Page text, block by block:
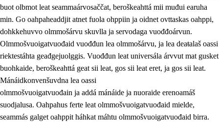
1. Oahpahusa árvovuođđu
1.1 Olmmošárvu
1.2 Identitehta ja kultuvrralaš girjáivuohta
1.3 Kritihkalaš jurddašeapmi ja ehtalaš diđolašvuohta
buot olbmot leat seammaárvosaččat, beroškeahttá mii muđui earuha
min. Go oahpaheaddjit atnet fuola ohppiin ja oidnet ovttaskas oahppi,
dohkkehuvvo olmmošárvu skuvlla ja servodaga vuođđoárvun.
Olmmošvuoigatvuođaid vuođđun lea olmmošárvu, ja lea deaŧalaš oassi
riektestáhta geađgejuolggis. Vuođđun leat universála árvvut mat gusket
buohkaide, beroškeahttá geat sii leat, gos sii leat eret, ja gos sii leat.
Mánáidkonvenšuvdna lea oassi
olmmošvuoigatvuođain ja addá mánáide ja nuoraide erenoamáš
suodjalusa. Oahpahus ferte leat olmmošvuoigatvuođaid mielde,
seammás galget oahppit háhkat máhtu olmmošvuoigatvuođaid birra.